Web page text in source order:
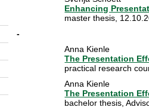
Enhancing
master thesis
-
Anna Kienle
The Presentation
practical research
Anna Kienle
The Presentation
bachelor thesis ,